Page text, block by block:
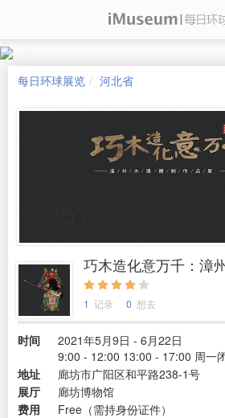
每日环球展览 河北省
巧木造化意万千：漳
1 记录 0 想去
时间
2021年5月9日 - 6月22日
9:00 - 12:00 13:00 - 17:00 周一
地址
廊坊市广阳区和平路238-1号
展厅
廊坊博物馆
费用
Free（需持身份证件）